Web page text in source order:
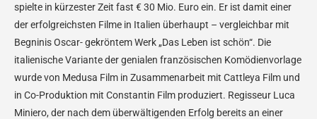
spielte in kürzester Zeit fast € 30 Mio. Euro ein. Er ist damit einer
der erfolgreichsten Filme in Italien überhaupt – vergleichbar mit
Begninis Oscar- gekröntem Werk „Das Leben ist schön“. Die
italienische Variante der genialen französischen Komödienvorlage
wurde von Medusa Film in Zusammenarbeit mit Cattleya Film und
in Co-Produktion mit Constantin Film produziert. Regisseur Luca
Miniero, der nach dem überwältigenden Erfolg bereits an einer